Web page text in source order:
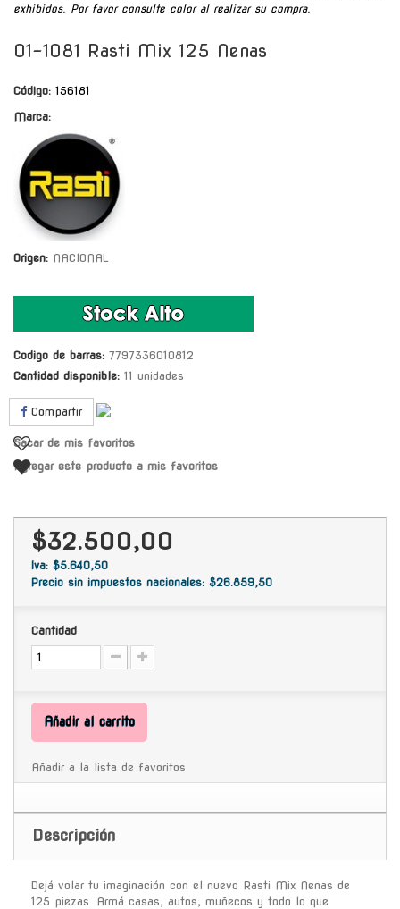
exhibidos. Por favor consulte color al realizar su compra.
01-1081 Rasti Mix 125 Nenas
Código: 156181
Marca:
Origen: NACIONAL
Codigo de barras: 7797336010812
Cantidad disponible: 11 unidades
Compartir
Sacar de mis favoritos
Agregar este producto a mis favoritos
$32.500,00
Iva: $5.640,50
Precio sin impuestos nacionales: $26.859,50
Cantidad
Añadir al carrito
Añadir a la lista de favoritos
Descripción
Dejá volar tu imaginación con el nuevo Rasti Mix Nenas de
125 piezas. Armá casas, autos, muñecos y todo lo que